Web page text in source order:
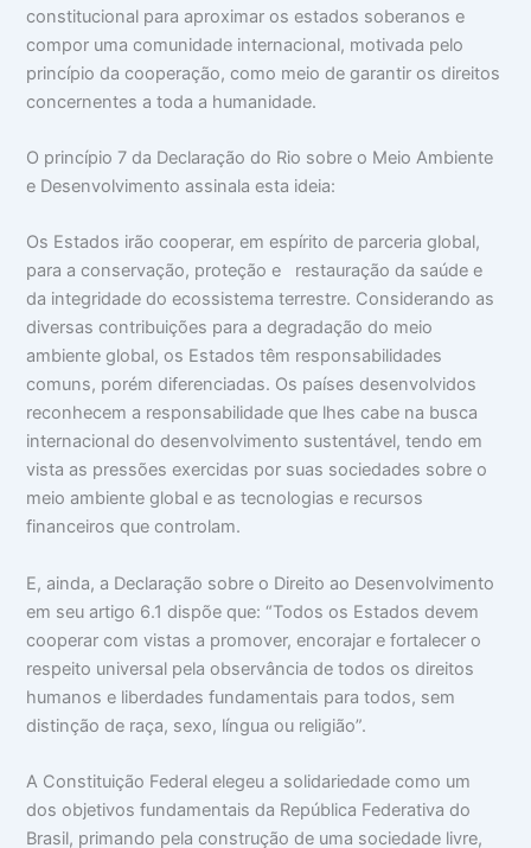
constitucional para aproximar os estados soberanos e
compor uma comunidade internacional, motivada pelo
princípio da cooperação, como meio de garantir os direitos
concernentes a toda a humanidade.
O princípio 7 da Declaração do Rio sobre o Meio Ambiente
e Desenvolvimento assinala esta ideia:
Os Estados irão cooperar, em espírito de parceria global,
para a conservação, proteção e restauração da saúde e
da integridade do ecossistema terrestre. Considerando as
diversas contribuições para a degradação do meio
ambiente global, os Estados têm responsabilidades
comuns, porém diferenciadas. Os países desenvolvidos
reconhecem a responsabilidade que lhes cabe na busca
internacional do desenvolvimento sustentável, tendo em
vista as pressões exercidas por suas sociedades sobre o
meio ambiente global e as tecnologias e recursos
financeiros que controlam.
E, ainda, a Declaração sobre o Direito ao Desenvolvimento
em seu artigo 6.1 dispõe que: “Todos os Estados devem
cooperar com vistas a promover, encorajar e fortalecer o
respeito universal pela observância de todos os direitos
humanos e liberdades fundamentais para todos, sem
distinção de raça, sexo, língua ou religião”.
A Constituição Federal elegeu a solidariedade como um
dos objetivos fundamentais da República Federativa do
Brasil, primando pela construção de uma sociedade livre,